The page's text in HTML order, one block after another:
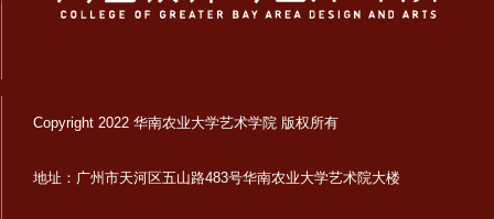
Copyright 2022 华南农业大学艺术学院 版权所有
地址：广州市天河区五山路483号华南农业大学艺术院大楼